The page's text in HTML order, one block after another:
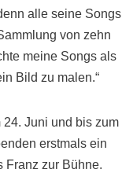
alle seine Songs
von zehn
meine Songs als
Bild zu malen.“
Juni und bis zum
erstmals ein
Franz zur Bühne.